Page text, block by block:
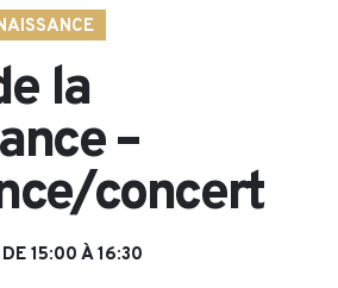
la
–
concert
15:00 À 16:30